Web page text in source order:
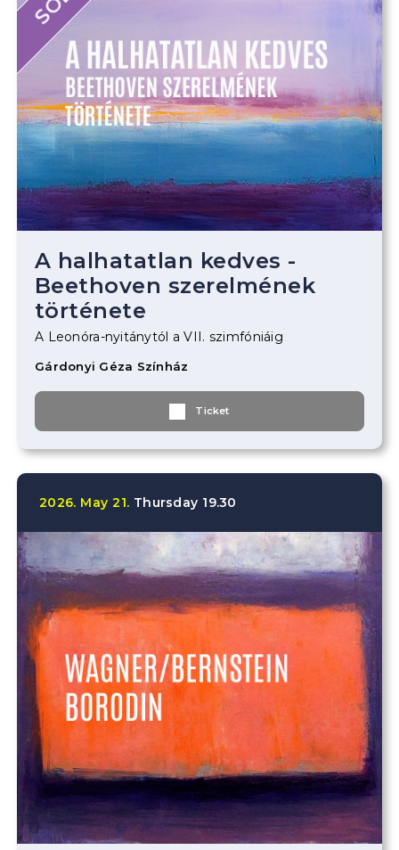
A halhatatlan kedves -
Beethoven szerelmének
története
A Leonóra-nyitánytól a VII. szimfóniáig
Gárdonyi Géza Színház
Ticket
2026. May 21. Thursday 19.30